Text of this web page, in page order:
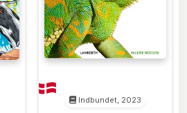
Indbundet, 2023